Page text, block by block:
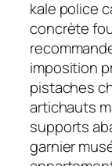
kale police
concrète
imposition
pistaches
artichauts
supports
garnier